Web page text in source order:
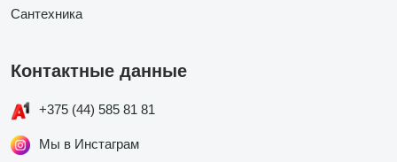
Сантехника
Контактные данные
+375 (44) 585 81 81
Мы в Инстаграм